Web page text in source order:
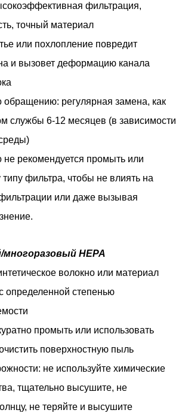
фильтрация,
точный материал
или похлопление повредит
и вызовет деформацию канала
регулярная замена, как
службы 6-12 месяцев (в зависимости
не рекомендуется промыть или
типу фильтра, чтобы не влиять на
или даже вызывая
HEPA
волокно или материал
определенной степенью
промыть или использовать
поверхностную пыль
не используйте химические
тщательно высушите, не
не теряйте и высушите